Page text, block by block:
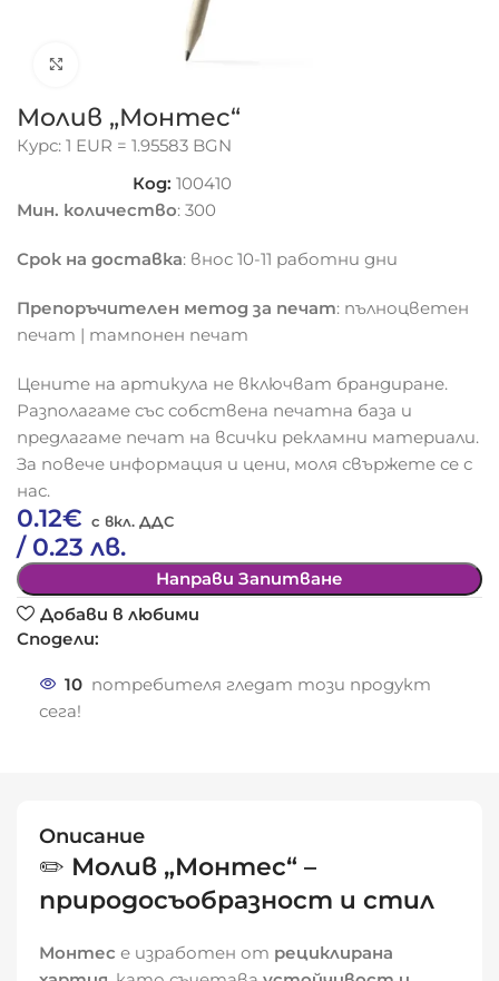
Click to enlarge
Молив „Монтес“
Курс: 1 EUR = 1.95583 BGN
Код:100410
Мин. количество: 300
Срок на доставка: внос 10-11 работни дни
Препоръчителен метод за печат: пълноцветен
печат | тампонен печат
Цените на артикула не включват брандиране.
Разполагаме със собствена печатна база и
предлагаме печат на всички рекламни материали.
За повече информация и цени, моля свържете се с
нас.
0.12€
/ 0.23 лв.
Направи Запитване
Добави в любими
Сподели:
10 потребителя гледат този продукт
сега!
Описание
✏️ Молив „Монтес“ –
природосъобразност и стил
Монтес е изработен от рециклирана